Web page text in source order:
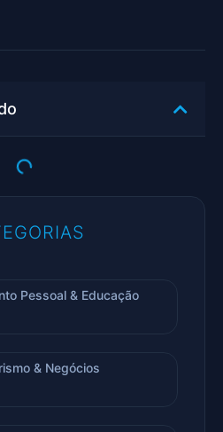
Pessoal & Educação
& Negócios